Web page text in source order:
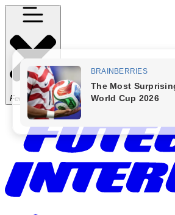
Fechar Menu